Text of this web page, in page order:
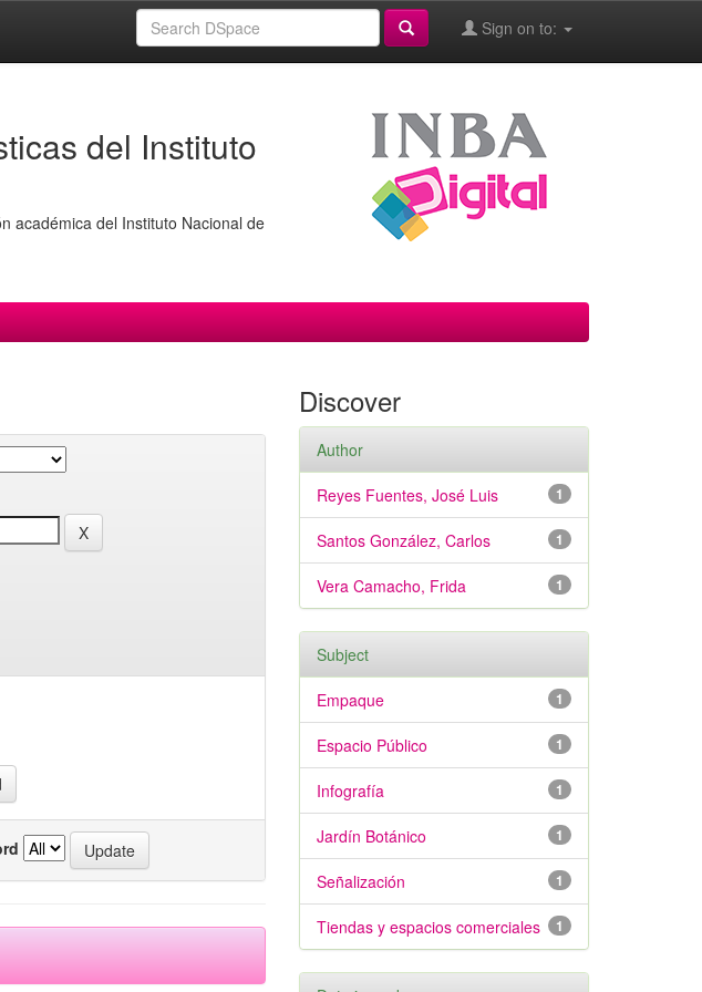
Sign on to:
del Instituto
académica del Instituto Nacional de
Discover
Author
1
Reyes Fuentes, José Luis
1
Santos González, Carlos
1
Vera Camacho, Frida
Subject
1
Empaque
1
Espacio Público
1
Infografía
1
Jardín Botánico
1
Señalización
1
Tiendas y espacios comerciales